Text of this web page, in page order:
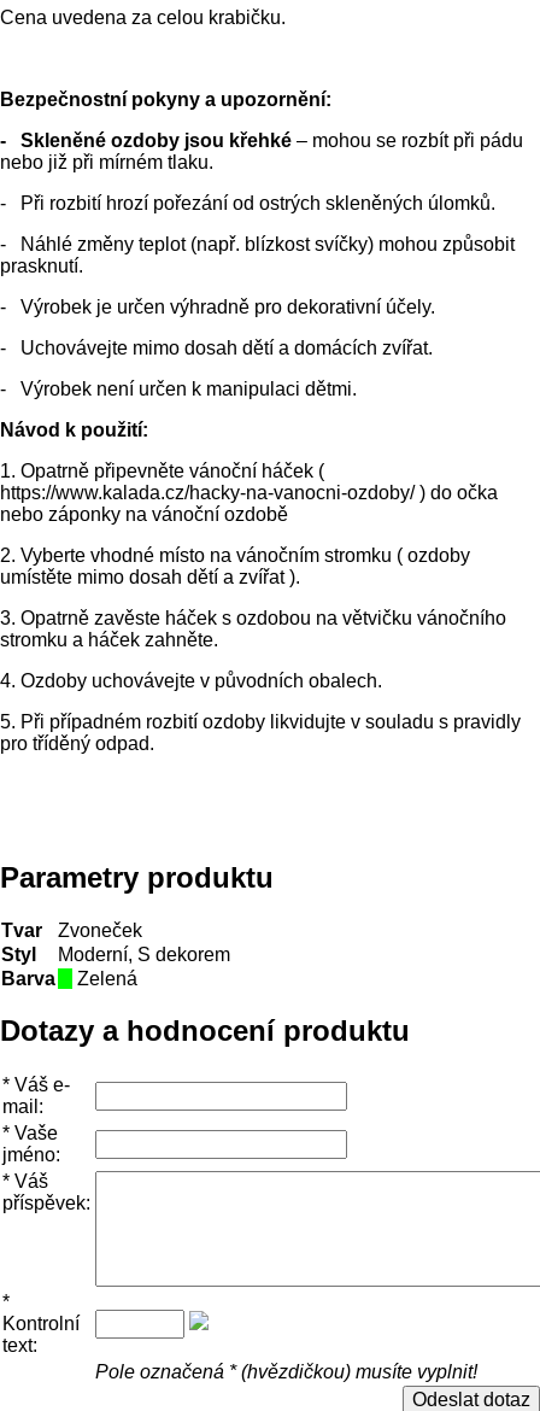
Cena uvedena za celou krabičku.
Bezpečnostní pokyny a upozornění:
- Skleněné ozdoby jsou křehké – mohou se rozbít při pádu
nebo již při mírném tlaku.
- Při rozbití hrozí pořezání od ostrých skleněných úlomků.
- Náhlé změny teplot (např. blízkost svíčky) mohou způsobit
prasknutí.
- Výrobek je určen výhradně pro dekorativní účely.
- Uchovávejte mimo dosah dětí a domácích zvířat.
- Výrobek není určen k manipulaci dětmi.
Návod k použití:
1. Opatrně připevněte vánoční háček (
https://www.kalada.cz/hacky-na-vanocni-ozdoby/ ) do očka
nebo záponky na vánoční ozdobě
2. Vyberte vhodné místo na vánočním stromku ( ozdoby
umístěte mimo dosah dětí a zvířat ).
3. Opatrně zavěste háček s ozdobou na větvičku vánočního
stromku a háček zahněte.
4. Ozdoby uchovávejte v původních obalech.
5. Při případném rozbití ozdoby likvidujte v souladu s pravidly
pro tříděný odpad.
Parametry produktu
Tvar
Zvoneček
Styl
Moderní, S dekorem
Barva
Zelená
Dotazy a hodnocení produktu
* Váš e-
mail:
* Vaše
jméno:
* Váš
příspěvek:
*
Kontrolní
text:
Pole označená * (hvězdičkou) musíte vyplnit!